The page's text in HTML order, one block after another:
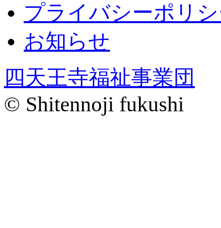
プライバシーポリ
お知らせ
四天王寺福祉事業団
© Shitennoji fukushi